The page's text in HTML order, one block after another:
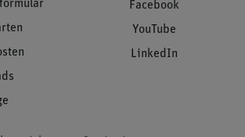
Facebook
YouTube
LinkedIn